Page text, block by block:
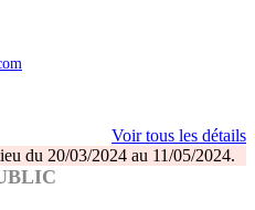
Voir tous les détails
du 20/03/2024 au 11/05/2024.